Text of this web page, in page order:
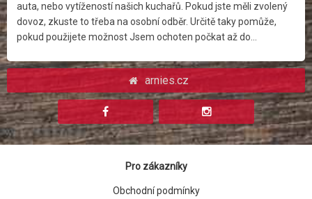
auta, nebo vytížeností našich kuchařů. Pokud jste měli zvolený
dovoz, zkuste to třeba na osobní odběr. Určitě taky pomůže,
pokud použijete možnost Jsem ochoten počkat až do…
arnies.cz
Pro zákazníky
Obchodní podmínky